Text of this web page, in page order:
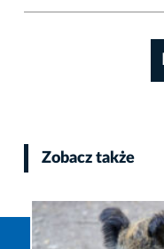
Zobacz także